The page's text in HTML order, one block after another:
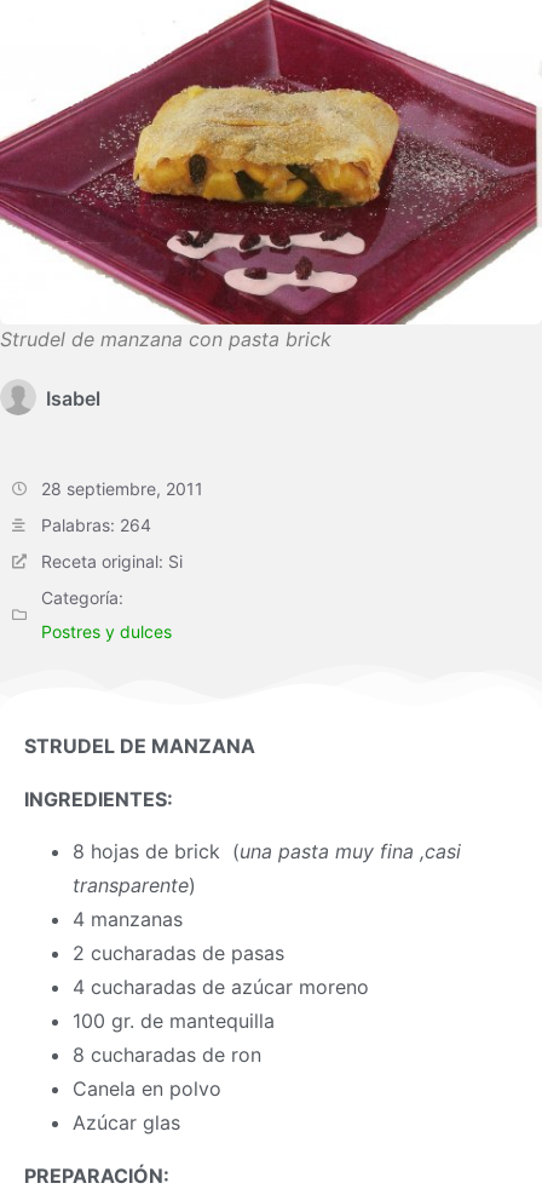
Strudel de manzana con pasta brick
Isabel
28 septiembre, 2011
Palabras: 264
Receta original: Si
Categoría:
Postres y dulces
STRUDEL DE MANZANA
INGREDIENTES:
8 hojas de brick (una pasta muy fina ,casi
transparente)
4 manzanas
2 cucharadas de pasas
4 cucharadas de azúcar moreno
100 gr. de mantequilla
8 cucharadas de ron
Canela en polvo
Azúcar glas
PREPARACIÓN: